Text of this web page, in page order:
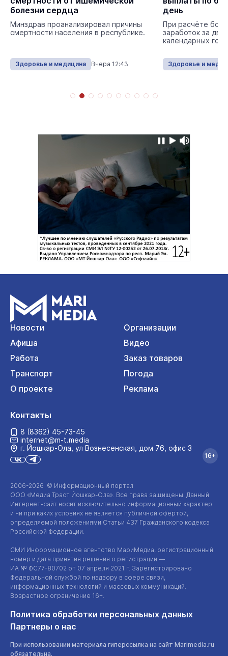
болезни сердца
Минздрав проанализировал причины
смертности населения в республике.
Здоровье и медицина Вчера 12:43
день
При расчёте
заработок за
календарных
Здоровье и
Новости
Организации
Афиша
Видео
Работа
Заказ товаров
Транспорт
Погода
О проекте
Реклама
2006-2026 © Информационный портал
ООО «Медиа Траст Йошкар-Ола». Все права защищены. Данный
Интернет-сайт носит исключительно информационный характер
и ни при каких условиях не является публичной офертой,
определяемой положениями Статьи 437 Гражданского кодекса
Российской Федерации.
СМИ Информационное агентство МариМедиа, регистрационный
номер и дата принятия решения о регистрации —
ИА № ФС77-80702 от 07 апреля 2021 г. Зарегистрировано
Федеральной службой по надзору в сфере связи,
информационных технологий и массовых коммуникаций.
Возрастное ограничение 16+.
Политика обработки персональных данных
Партнеры о нас
При использовании материала гиперссылка на сайт Marimedia.ru
обязательна.
Контакты
8 (8362) 45-73-45
internet@m-t.media
г. Йошкар‑Ола, ул Вознесенская, дом 76, офис 3
16+